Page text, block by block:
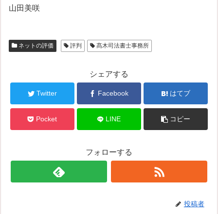
山田美咲
ネットの評価 評判 髙木司法書士事務所
シェアする
Twitter Facebook はてブ
Pocket LINE コピー
フォローする
投稿者